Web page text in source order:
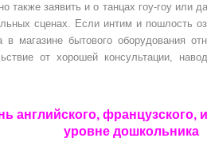
также заявить и о танцах гоу-гоу
сценах. Если интим и пошлость
в магазине бытового оборудования
от хорошей консультации,
английского, французского,
уровне дошкольника